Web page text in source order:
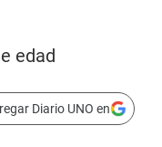
edad
Diario UNO en